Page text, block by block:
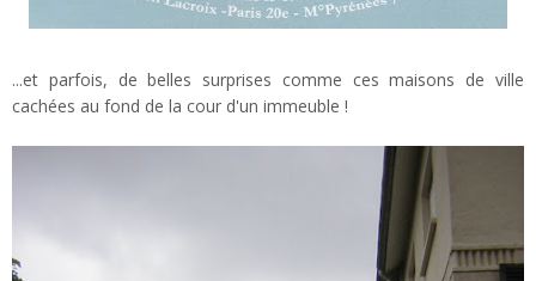
...et parfois, de belles surprises comme ces maisons de ville
cachées au fond de la cour d'un immeuble !